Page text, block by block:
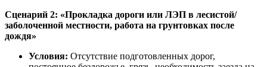
Сценарий 2: «Прокладка дороги или ЛЭП в лесистой/
заболоченной местности, работа на грунтовках после
дождя»
Условия: Отсутствие подготовленных дорог,